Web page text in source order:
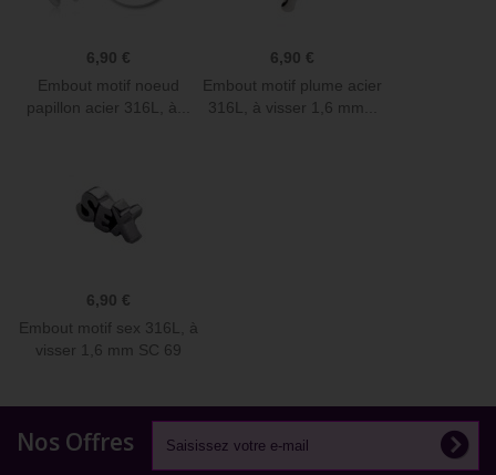
6,90 €
Embout motif noeud
papillon acier 316L, à...
6,90 €
Embout motif plume acier
316L, à visser 1,6 mm...
6,90 €
Embout motif sex 316L, à
visser 1,6 mm SC 69
Nos Offres